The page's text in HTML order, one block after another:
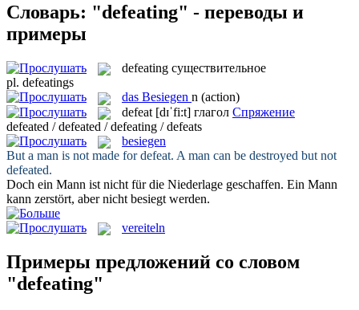
Словарь: "defeating" - переводы и
примеры
defeating существительное
pl. defeatings
das Besiegen n (action)
defeat [dɪˈfi:t] глагол Спряжение
defeated / defeated / defeating / defeats
besiegen
But a man is not made fordefeat. A man can be destroyed but not
defeated.
Doch ein Mann ist nicht für die Niederlage geschaffen. Ein Mann
kann zerstört, aber nicht besiegt werden.
vereiteln
Примеры предложений со словом
"defeating"